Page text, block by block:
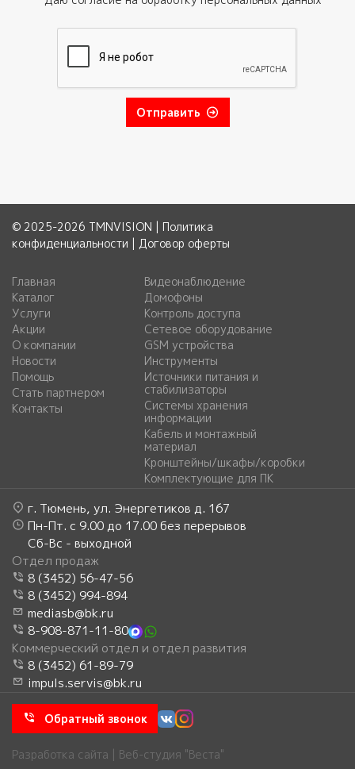
Отправить
© 2025-2026 TMNVISION | Политика
конфиденциальности | Договор оферты
Главная
Каталог
Услуги
Акции
О компании
Новости
Помощь
Стать партнером
Контакты
Видеонаблюдение
Домофоны
Контроль доступа
Сетевое оборудование
GSM устройства
Инструменты
Источники питания и
стабилизаторы
Системы хранения
информации
Кабель и монтажный
материал
Кронштейны/шкафы/коробки
Комплектующие для ПК
г. Тюмень, ул. Энергетиков д. 167
Пн-Пт. с 9.00 до 17.00 без перерывов
Сб-Вс - выходной
Отдел продаж
8 (3452) 56-47-56
8 (3452) 994-894
mediasb@bk.ru
8-908-871-11-80
Коммерческий отдел и отдел развития
8 (3452) 61-89-79
impuls.servis@bk.ru
Обратный звонок
Разработка сайта | Веб-студия "Веста"